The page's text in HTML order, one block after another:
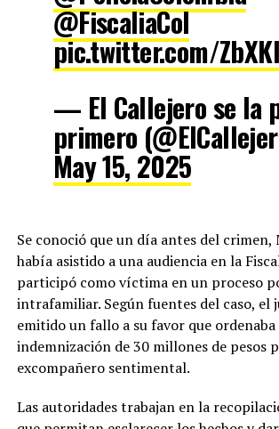
@FiscaliaCol
pic.twitter.com/
— El Callejero se la
primero
May 15, 2025
Se conoció que un día antes del crimen,
había asistido a una audiencia en la
participó como víctima en un proceso
intrafamiliar. Según fuentes del caso, el
emitido un fallo a su favor que ordenaba
indemnización de 30 millones de pesos
excompañero sentimental.
Las autoridades trabajan en la